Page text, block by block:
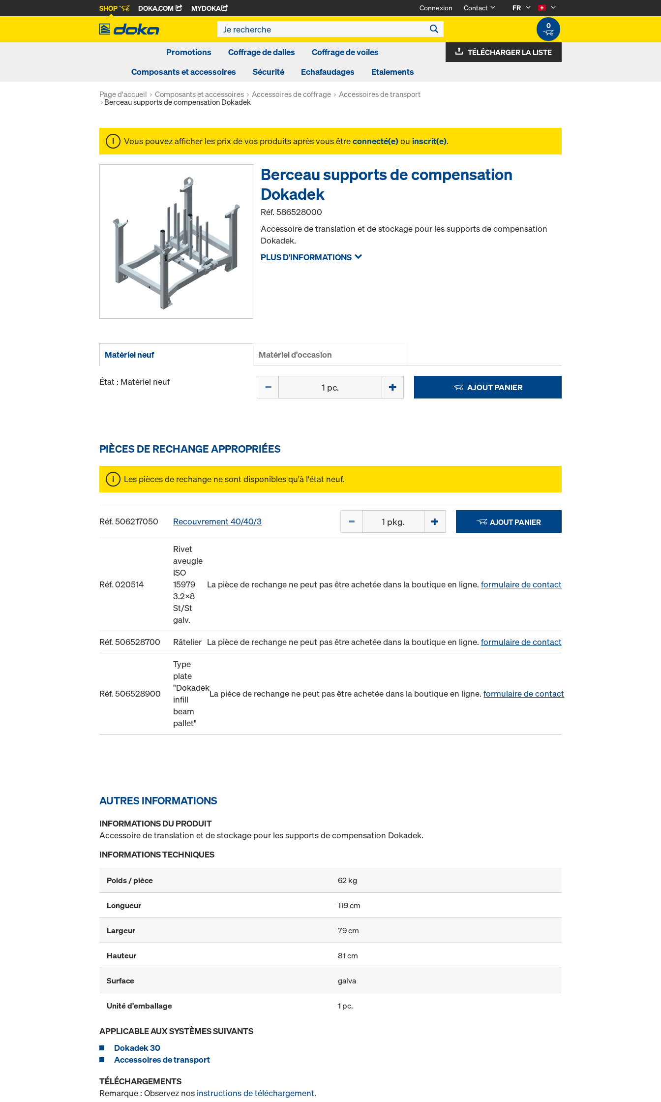
SHOP DOKA.COM MYDOKA Connexion Contact
FR
0
Promotions Coffrage de dalles
Coffrage de voiles
Composants et accessoires
Sécurité Echafaudages Etaiements
TÉLÉCHARGER LA LISTE
Page d'accueil Composants et accessoires Accessoires de coffrage
Accessoires de transport
Berceau supports de compensation Dokadek
Vous pouvez afficher les prix de vos produits après vous êtreconnecté(e)ou inscrit(e).
Berceau supports de compensation
Dokadek
Réf.586528000
Accessoire de translation et de stockage pour les supports de compensation
Dokadek.
PLUS D'INFORMATIONS
Matériel neuf Matériel d'occasion
État : Matériel neuf AJOUT PANIER
PIÈCES DE RECHANGE APPROPRIÉES
Les pièces de rechange ne sont disponibles qu'à l'état neuf.
Réf. 506217050 Recouvrement 40/40/3 AJOUT PANIER
Réf. 020514
Rivet
aveugle
ISO
15979
3.2x8
St/St
galv.
La pièce de rechange ne peut pas être achetée dans la boutique en ligne. formulaire de contact
Réf. 506528700 Râtelier La pièce de rechange ne peut pas être achetée dans la boutique en ligne. formulaire de contact
Réf. 506528900
Type
plate
"Dokadek
infill
beam
pallet"
La pièce de rechange ne peut pas être achetée dans la boutique en ligne.formulaire de contact
AUTRES INFORMATIONS
INFORMATIONS DU PRODUIT
Accessoire de translation et de stockage pour les supports de compensation Dokadek.
INFORMATIONS TECHNIQUES
Poids / pièce 62 kg
Longueur 119 cm
Largeur 79 cm
Hauteur 81 cm
Surface galva
Unité d'emballage 1 pc.
APPLICABLE AUX SYSTÈMES SUIVANTS
Dokadek 30
Accessoires de transport
TÉLÉCHARGEMENTS
Remarque : Observez nos instructions de téléchargement.